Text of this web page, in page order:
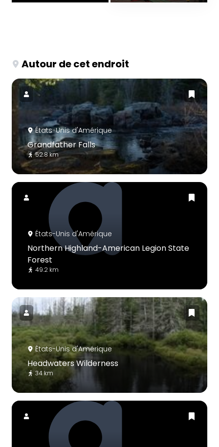
Autour de cet endroit
États-Unis d'Amérique
Grandfather Falls
52.8 km
États-Unis d'Amérique
Northern Highland-American Legion State
Forest
49.2 km
États-Unis d'Amérique
Headwaters Wilderness
34 km